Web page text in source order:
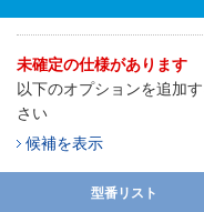
未確定の仕様があります
以下のオプションを追加
さい
候補を表示
型番リスト